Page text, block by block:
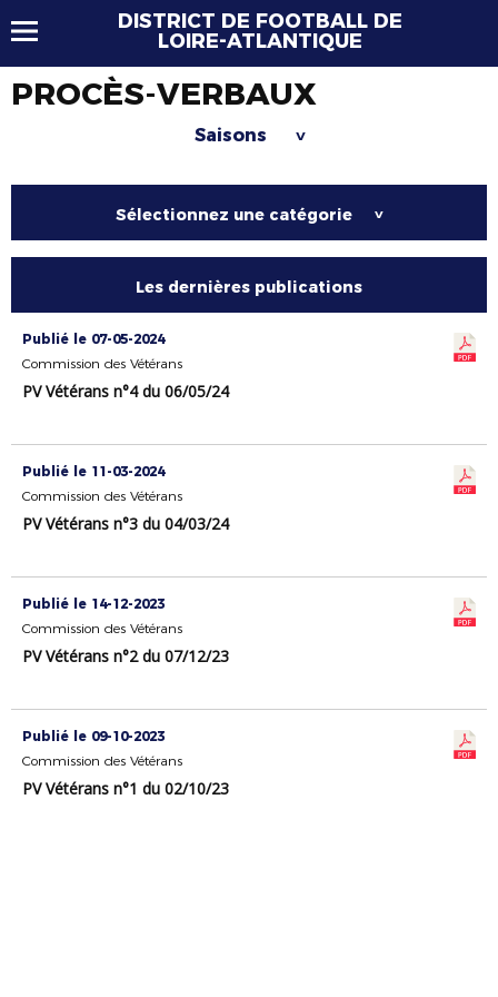
DISTRICT DE FOOTBALL DE
LOIRE-ATLANTIQUE
PROCÈS-VERBAUX
Saisons >
Sélectionnez une catégorie >
Les dernières publications
Publié le 07-05-2024
Commission des Vétérans
PV Vétérans n°4 du 06/05/24
Publié le 11-03-2024
Commission des Vétérans
PV Vétérans n°3 du 04/03/24
Publié le 14-12-2023
Commission des Vétérans
PV Vétérans n°2 du 07/12/23
Publié le 09-10-2023
Commission des Vétérans
PV Vétérans n°1 du 02/10/23